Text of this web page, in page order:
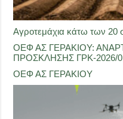
Αγροτεμάχια κάτω των 20
ΟΕΦ ΑΣ ΓΕΡΑΚΙΟΥ:
ΠΡΟΣΚΛΗΣΗΣ ΓΡΚ-2026/
ΟΕΦ ΑΣ ΓΕΡΑΚΙΟΥ